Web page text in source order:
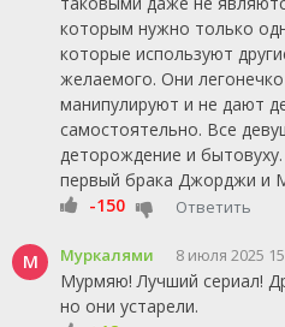
которым нужно только
которые используют
желаемого. Они
манипулируют и не дают
самостоятельно. Все
деторождение и
первый брака Джорджи и
-150
Ответить
М Муркалями 8 июля 2025
Мурмяю! Лучший сериал!
но они устарели.